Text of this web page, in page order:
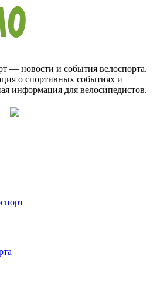
— новости и события велоспорта.
о спортивных событиях и
информация для велосипедистов.